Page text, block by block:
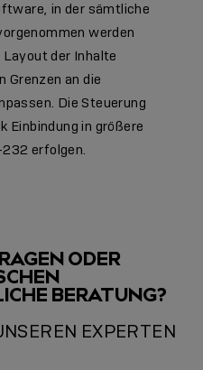
in der sämtliche
werden
der Inhalte
Grenzen an die
Die Steuerung
Einbindung in größere
232 erfolgen.
ODER
BERATUNG?
EXPERTEN